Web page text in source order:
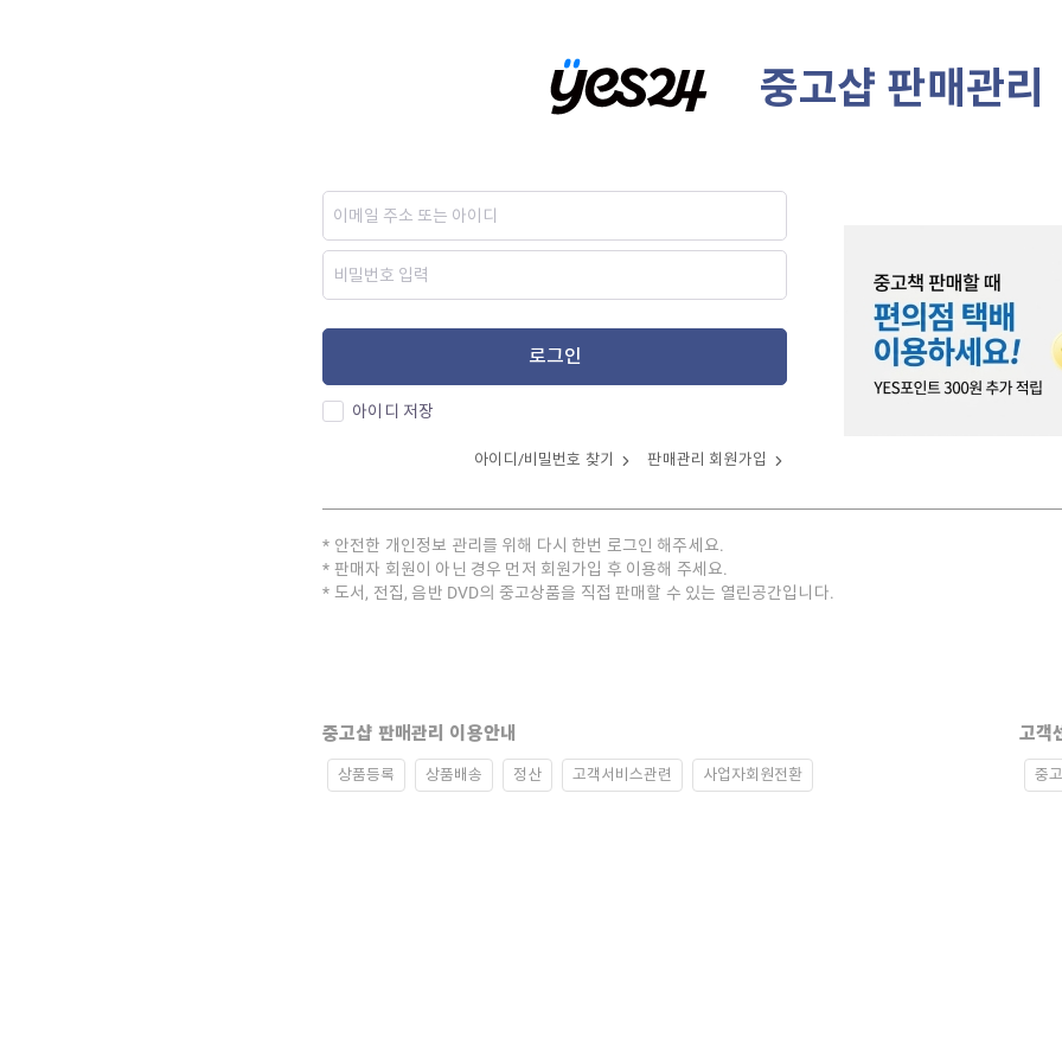
중고샵 판매관리
로그인
아이디 저장
아이디/비밀번호 찾기 판매관리 회원가입
안전한 개인정보 관리를 위해 다시 한번 로그인 해주세요.
판매자 회원이 아닌 경우 먼저 회원가입 후 이용해 주세요.
도서, 전집, 음반 DVD의 중고상품을 직접 판매할 수 있는 열린공간입니다.
중고샵 판매관리 이용안내
상품등록 상품배송 정산 고객서비스관련 사업자회원전환
고객
중